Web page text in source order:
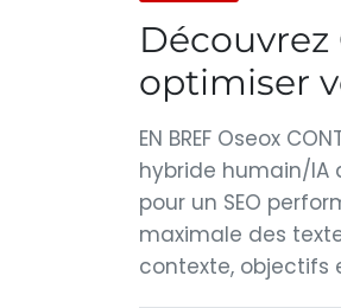
optimiser
EN BREF Oseox
hybride humain/IA
pour un SEO
maximale des
contexte, objectifs